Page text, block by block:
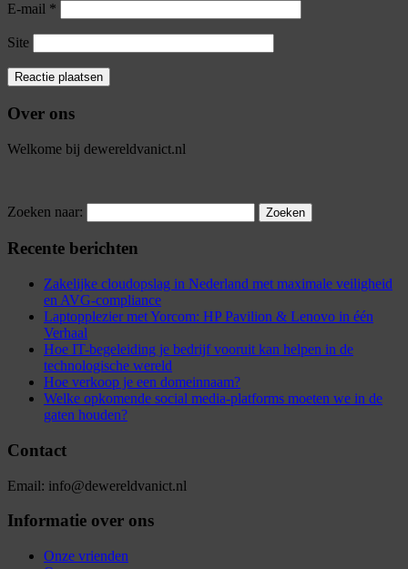
E-mail *
Site
Over ons
Welkome bij dewereldvanict.nl
Zoeken naar:
Recente berichten
Zakelijke cloudopslag in Nederland met maximale veiligheid
en AVG-compliance
Laptopplezier met Yorcom: HP Pavilion & Lenovo in één
Verhaal
Hoe IT-begeleiding je bedrijf vooruit kan helpen in de
technologische wereld
Hoe verkoop je een domeinnaam?
Welke opkomende social media-platforms moeten we in de
gaten houden?
Contact
Email: info@dewereldvanict.nl
Informatie over ons
Onze vrienden